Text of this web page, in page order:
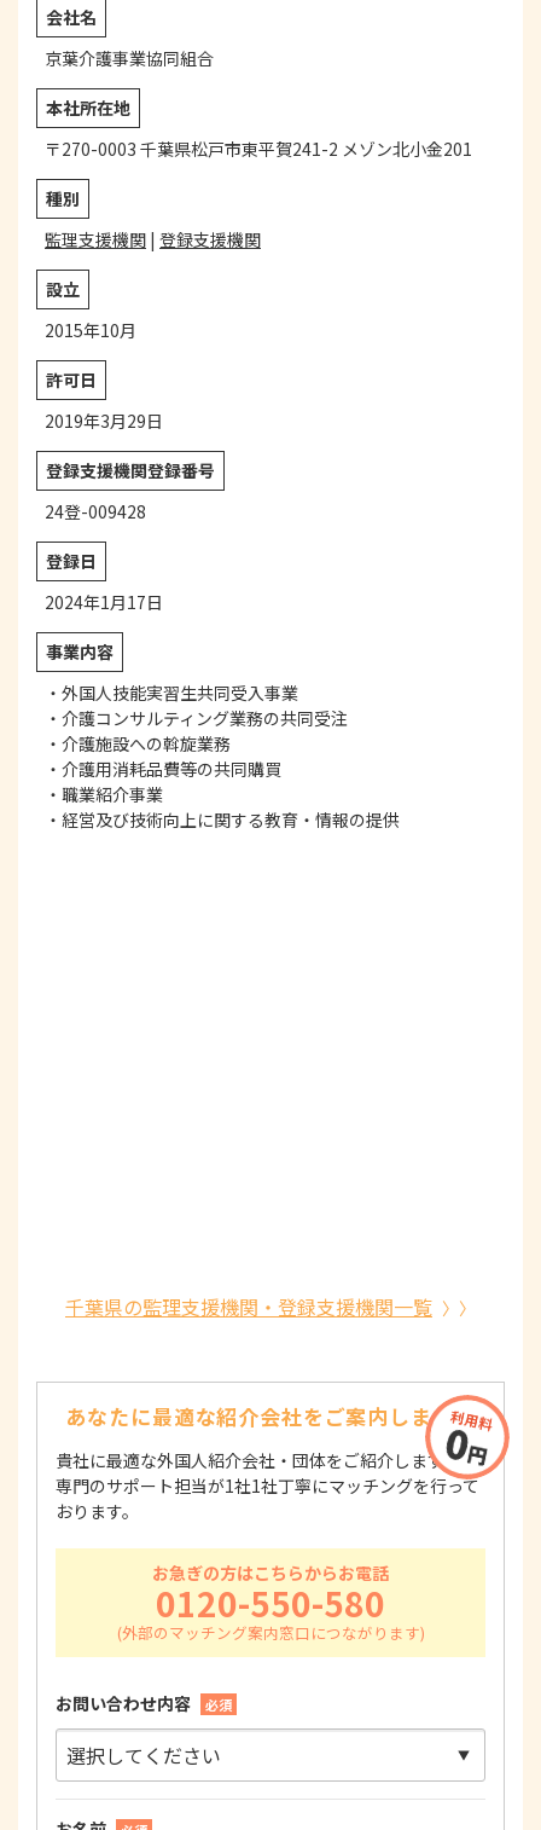
会社名
京葉介護事業協同組合
本社所在地
〒270-0003 千葉県松戸市東平賀241-2 メゾン北小金201
種別
監理支援機関 | 登録支援機関
設立
2015年10月
許可日
2019年3月29日
登録支援機関登録番号
24登-009428
登録日
2024年1月17日
事業内容
・外国人技能実習生共同受入事業
・介護コンサルティング業務の共同受注
・介護施設への斡旋業務
・介護用消耗品費等の共同購買
・職業紹介事業
・経営及び技術向上に関する教育・情報の提供
千葉県の監理支援機関・登録支援機関一覧
あなたに最適な紹介会社をご案内します！
貴社に最適な外国人紹介会社・団体をご紹介します！
専門のサポート担当が1社1社丁寧にマッチングを行って
おります。
お急ぎの方はこちらからお電話
0120-550-580
お問い合わせ内容 必須